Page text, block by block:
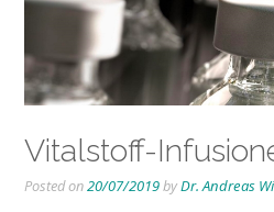
Vitalstoff-
Posted on20/07/2019byDr. Andreas